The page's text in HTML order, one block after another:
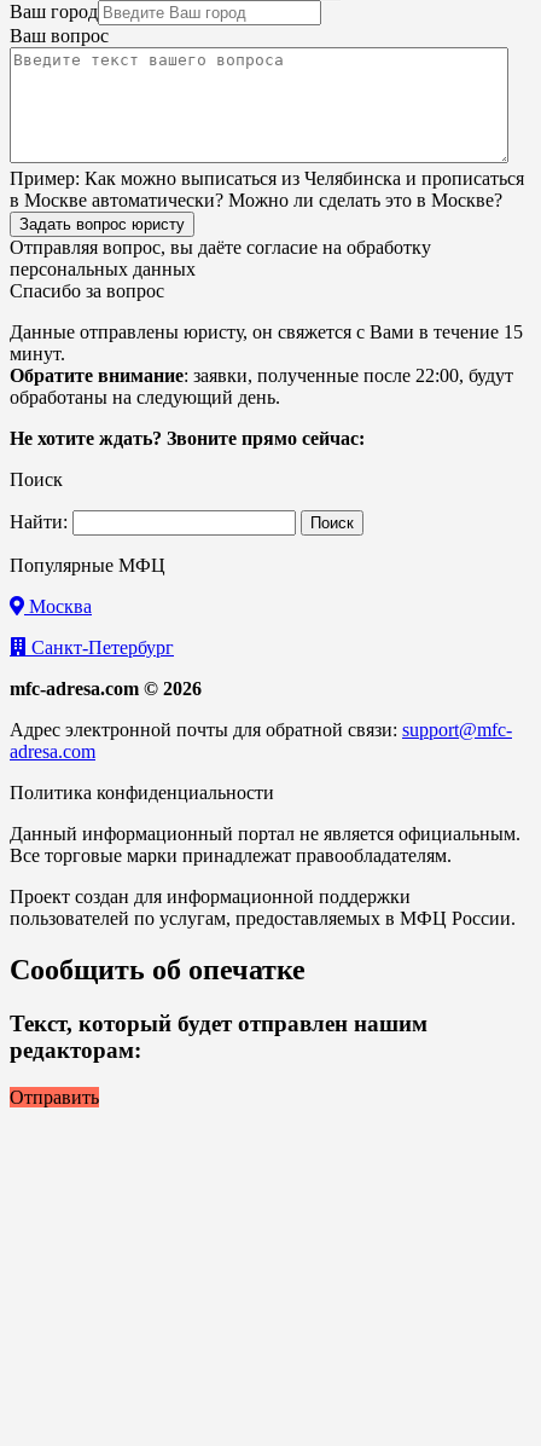
Ваш город
Ваш вопрос
Пример: Как можно выписаться из Челябинска и прописаться
в Москве автоматически? Можно ли сделать это в Москве?
Задать вопрос юристу
Отправляя вопрос, вы даёте согласие на обработку
персональных данных
Спасибо за вопрос
Данные отправлены юристу, он свяжется с Вами в течение 15
минут.
Обратите внимание: заявки, полученные после 22:00, будут
обработаны на следующий день.
Не хотите ждать? Звоните прямо сейчас:
Поиск
Найти:
Популярные МФЦ
Москва
Санкт-Петербург
mfc-adresa.com © 2026
Адрес электронной почты для обратной связи: support@mfc-
adresa.com
Политика конфиденциальности
Данный информационный портал не является официальным.
Все торговые марки принадлежат правообладателям.
Проект создан для информационной поддержки
пользователей по услугам, предоставляемых в МФЦ России.
Сообщить об опечатке
Текст, который будет отправлен нашим
редакторам:
Отправить